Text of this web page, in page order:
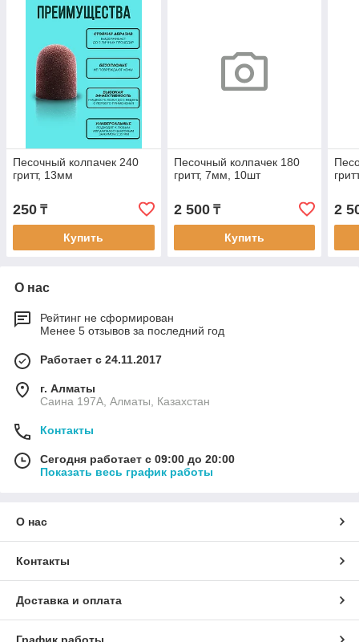
Песочный колпачек 240
гритт, 13мм
250 ₸
Купить
Песочный колпачек 180
гритт, 7мм, 10шт
2 500₸
Купить
2
О нас
Рейтинг не сформирован
Менее 5 отзывов за последний год
Работает с 24.11.2017
г. Алматы
Саина 197А, Алматы, Казахстан
Контакты
Сегодня работает с 09:00 до 20:00
Показать весь график работы
О нас
Контакты
Доставка и оплата